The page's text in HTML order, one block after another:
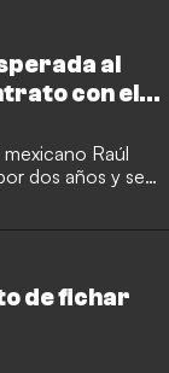
al
con el
Raúl
dos años y se
descendido
de fichar